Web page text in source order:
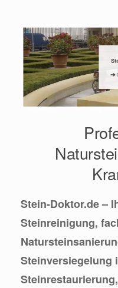
Stein-Doktor.de –
Steinreinigung,
Steinversiegelung